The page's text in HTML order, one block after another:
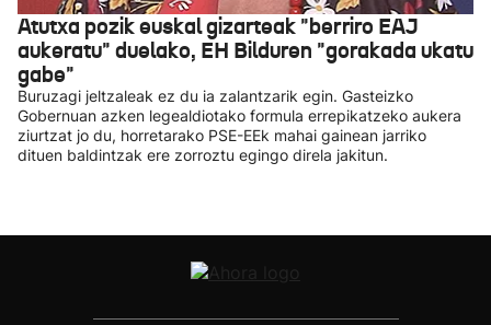
Atutxa pozik euskal gizarteak "berriro EAJ
aukeratu" duelako, EH Bilduren "gorakada ukatu
gabe"
Buruzagi jeltzaleak ez du ia zalantzarik egin. Gasteizko
Gobernuan azken legealdiotako formula errepikatzeko aukera
ziurtzat jo du, horretarako PSE-EEk mahai gainean jarriko
dituen baldintzak ere zorroztu egingo direla jakitun.